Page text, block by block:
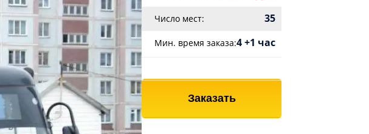
Число мест: 35
Мин. время заказа:4 +1 час
Заказать